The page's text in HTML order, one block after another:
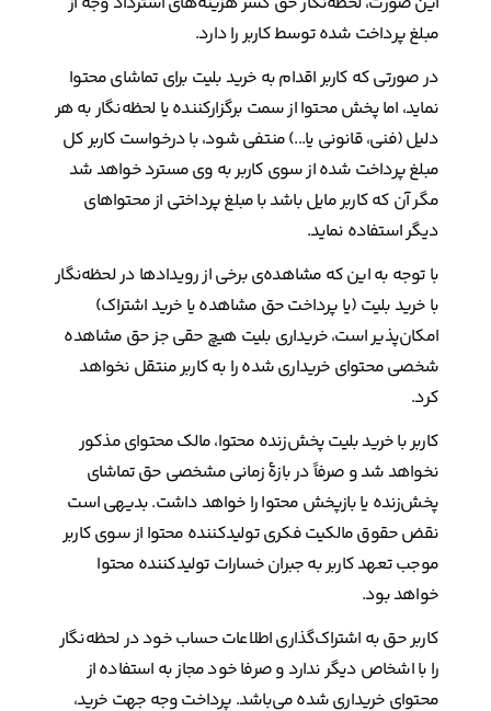
مبلغ پرداخت شده توسط کاربر را دارد.
در صورتی که کاربر اقدام به خرید بلیت برای تماشای محتوا
نماید، اما پخش محتوا از سمت برگزارکننده یا لحظه‌نگار به هر
دلیل (فنی، قانونی یا...) منتفی شود، با درخواست کاربر کل
مبلغ پرداخت شده از سوی کاربر به وی مسترد خواهد شد
مگر آن که کاربر مایل باشد با مبلغ پرداختی از محتواهای
دیگر استفاده نماید.
با توجه به این که مشاهده‌ی برخی از رویدادها در لحظه‌نگار
با خرید بلیت (یا پرداخت حق مشاهده یا خرید اشتراک)
امکان‌پذیر است، خریداری بلیت هیچ حقی جز حق مشاهده
شخصی محتوای خریداری شده را به کاربر منتقل نخواهد
کرد.
کاربر با خرید بلیت پخش‌زنده محتوا، مالک محتوای مذکور
نخواهد شد و صرفاً در بازۀ زمانی مشخصی حق تماشای
پخش‌زنده یا بازپخش محتوا را خواهد داشت. بدیهی است
نقض حقوق مالکیت فکری تولیدکننده محتوا از سوی کاربر
موجب تعهد کاربر به جبران خسارات تولیدکننده محتوا
خواهد بود.
کاربر حق به اشتراک‌گذاری اطلاعات حساب خود در لحظه‌نگار
را با اشخاص دیگر ندارد و صرفا خود مجاز به استفاده از
محتوای خریداری شده می‌باشد. پرداخت وجه جهت خرید،